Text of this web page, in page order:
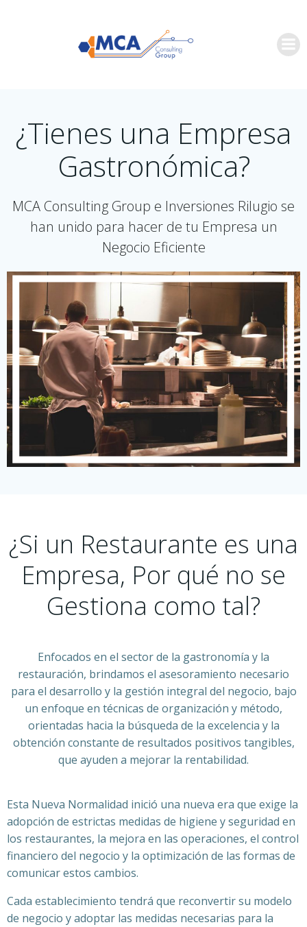
contenido
¿Tienes una Empresa
Gastronómica?
MCA Consulting Group e Inversiones Rilugio se
han unido para hacer de tu Empresa un
Negocio Eficiente
¿Si un Restaurante es una
Empresa, Por qué no se
Gestiona como tal?
Enfocados en el sector de la gastronomía y la
restauración, brindamos el asesoramiento necesario
para el desarrollo y la gestión integral del negocio, bajo
un enfoque en técnicas de organización y método,
orientadas hacia la búsqueda de la excelencia y la
obtención constante de resultados positivos tangibles,
que ayuden a mejorar la rentabilidad.
Esta Nueva Normalidad inició una nueva era que exige la
adopción de estrictas medidas de higiene y seguridad en
los restaurantes, la mejora en las operaciones, el control
financiero del negocio y la optimización de las formas de
comunicar estos cambios.
Cada establecimiento tendrá que reconvertir su modelo
de negocio y adoptar las medidas necesarias para la